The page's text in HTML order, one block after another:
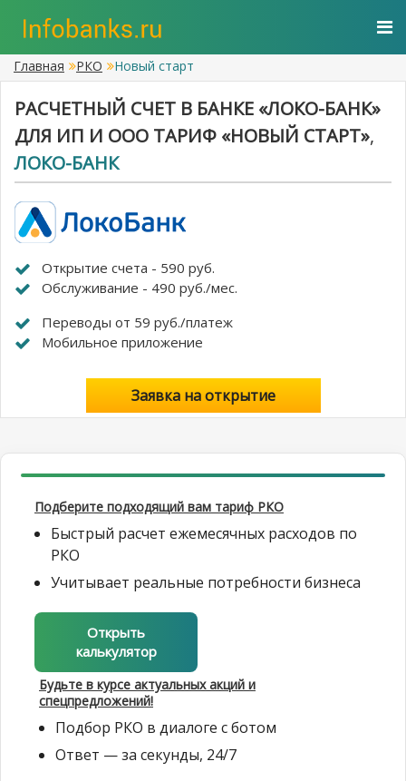
Главная РКО Новый старт
РАСЧЕТНЫЙ СЧЕТ В БАНКЕ «ЛОКО-БАНК»
ДЛЯ ИП И ООО ТАРИФ «НОВЫЙ СТАРТ»,
ЛОКО-БАНК
Открытие счета - 590 руб.
Обслуживание - 490 руб./мес.
Переводы от 59 руб./платеж
Мобильное приложение
Заявка на открытие
Подберите подходящий вам тариф РКО
Быстрый расчет ежемесячных расходов по
РКО
Учитывает реальные потребности бизнеса
Открыть
калькулятор
Будьте в курсе актуальных акций и
спецпредложений!
Подбор РКО в диалоге с ботом
Ответ — за секунды, 24/7